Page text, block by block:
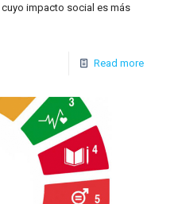
impacto social es más
Read more